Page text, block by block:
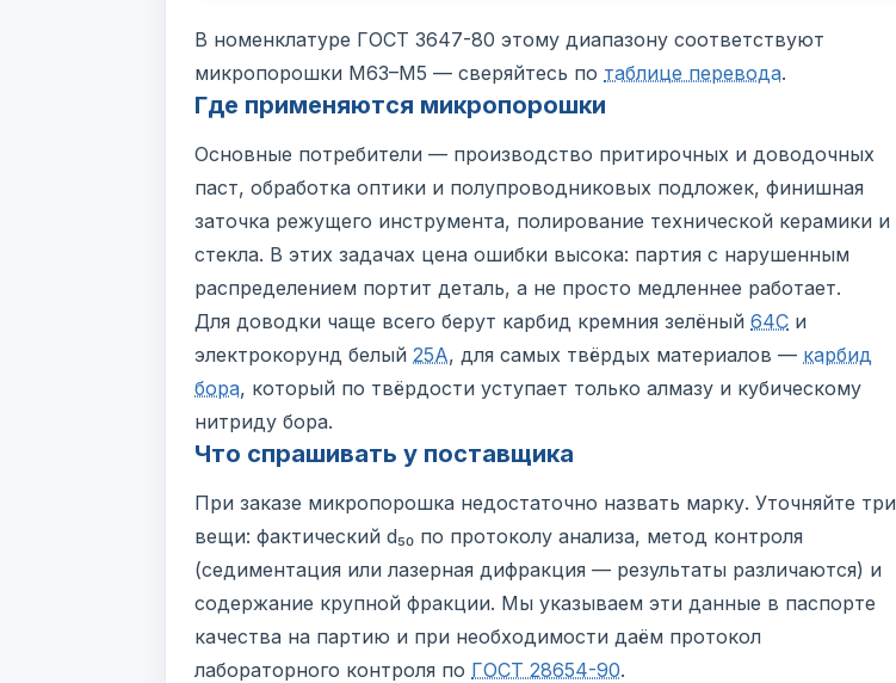
В номенклатуре ГОСТ 3647-80 этому диапазону соответствуют
микропорошки М63–М5 — сверяйтесь по таблице перевода.
Где применяются микропорошки
Основные потребители — производство притирочных и доводочных
паст, обработка оптики и полупроводниковых подложек, финишная
заточка режущего инструмента, полирование технической керамики и
стекла. В этих задачах цена ошибки высока: партия с нарушенным
распределением портит деталь, а не просто медленнее работает.
Для доводки чаще всего берут карбид кремния зелёный 64С и
электрокорунд белый 25А, для самых твёрдых материалов — карбид
бора, который по твёрдости уступает только алмазу и кубическому
нитриду бора.
Что спрашивать у поставщика
При заказе микропорошка недостаточно назвать марку. Уточняйте три
вещи: фактический d₅₀ по протоколу анализа, метод контроля
(седиментация или лазерная дифракция — результаты различаются) и
содержание крупной фракции. Мы указываем эти данные в паспорте
качества на партию и при необходимости даём протокол
лабораторного контроля по ГОСТ 28654-90.